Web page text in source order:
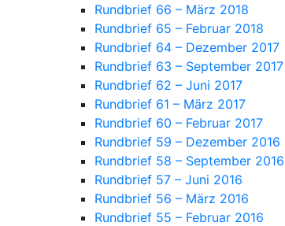
Rundbrief 66 – März 2018
Rundbrief 65 – Februar 2018
Rundbrief 64 – Dezember 2017
Rundbrief 63 – September 2017
Rundbrief 62 – Juni 2017
Rundbrief 61 – März 2017
Rundbrief 60 – Februar 2017
Rundbrief 59 – Dezember 2016
Rundbrief 58 – September 2016
Rundbrief 57 – Juni 2016
Rundbrief 56 – März 2016
Rundbrief 55 – Februar 2016